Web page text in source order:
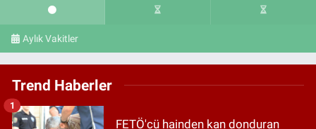
Aylık Vakitler
Trend Haberler
FETÖ'cü hainden kan donduran
1